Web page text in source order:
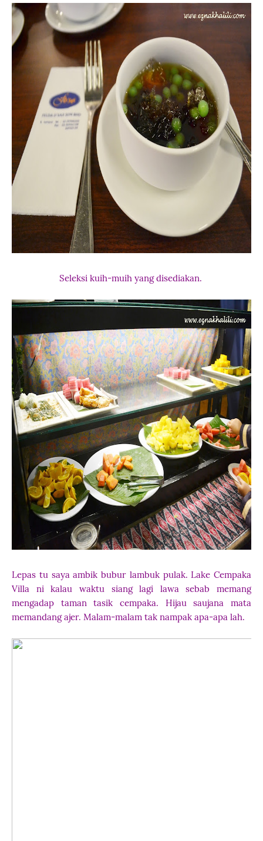
Seleksi kuih-muih yang disediakan.
Lepas tu saya ambik bubur lambuk pulak. Lake Cempaka
Villa ni kalau waktu siang lagi lawa sebab memang
mengadap taman tasik cempaka. Hijau saujana mata
memandang ajer. Malam-malam tak nampak apa-apa lah.